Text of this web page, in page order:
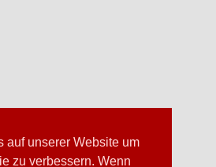
auf unserer Website um
zu verbessern. Wenn